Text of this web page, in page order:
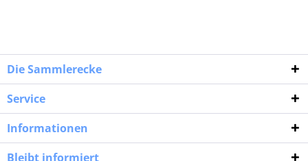
Die Sammlerecke
Service
Informationen
Bleibt informiert